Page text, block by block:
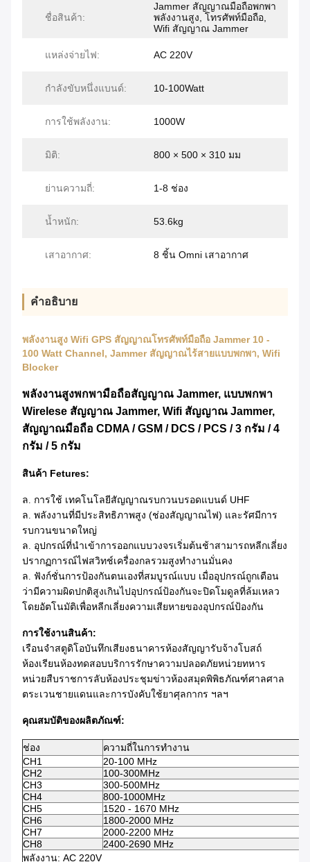
ชื่อสินค้า:
Jammer สัญญาณมือถือพกพา
พลังงานสูง, โทรศัพท์มือถือ,
Wifi สัญญาณ Jammer
แหล่งจ่ายไฟ: AC 220V
กำลังขับหนึ่งแบนด์: 10-100Watt
การใช้พลังงาน: 1000W
มิติ: 800 × 500 × 310 มม
ย่านความถี่: 1-8 ช่อง
น้ำหนัก: 53.6kg
เสาอากาศ: 8 ชิ้น Omni เสาอากาศ
คำอธิบาย
พลังงานสูง Wifi GPS สัญญาณโทรศัพท์มือถือ Jammer 10 -
100 Watt Channel, Jammer สัญญาณไร้สายแบบพกพา, Wifi
Blocker
พลังงานสูงพกพามือถือสัญญาณ Jammer, แบบพกพา
Wirelese สัญญาณ Jammer, Wifi สัญญาณ Jammer,
สัญญาณมือถือ CDMA / GSM / DCS / PCS / 3 กรัม / 4
กรัม / 5 กรัม
สินค้า Fetures:
ล. การใช้ เทคโนโลยีสัญญาณรบกวนบรอดแบนด์ UHF
ล. พลังงานที่มีประสิทธิภาพสูง (ช่องสัญญาณไฟ) และรัศมีการ
รบกวนขนาดใหญ่
ล. อุปกรณ์ที่นำเข้าการออกแบบวงจรเริ่มต้นช้าสามารถหลีกเลี่ยง
ปรากฏการณ์ไฟสวิทช์เครื่องกลรวมสูงทำงานมั่นคง
ล. ฟังก์ชั่นการป้องกันตนเองที่สมบูรณ์แบบ เมื่ออุปกรณ์ถูกเตือน
ว่ามีความผิดปกติสูงเกินไปอุปกรณ์ป้องกันจะปิดโมดูลที่ล้มเหลว
โดยอัตโนมัติเพื่อหลีกเลี่ยงความเสียหายของอุปกรณ์ป้องกัน
การใช้งานสินค้า:
เรือนจำสตูดิโอบันทึกเสียงธนาคารห้องสัญญารับจ้างโบสถ์
ห้องเรียนห้องทดสอบบริการรักษาความปลอดภัยหน่วยทหาร
หน่วยสืบราชการลับห้องประชุมข่าวห้องสมุดพิพิธภัณฑ์ศาลศาล
ตระเวนชายแดนและการบังคับใช้ยาศุลกากร ฯลฯ
คุณสมบัติของผลิตภัณฑ์:
ช่อง ความถี่ในการทำงาน
CH1
20-100 MHz
CH2
100-300MHz
CH3
300-500MHz
CH4
800-1000MHz
CH5
1520 - 1670 MHz
CH6
1800-2000 MHz
CH7
2000-2200 MHz
CH8
2400-2690 MHz
พลังงาน: AC 220V